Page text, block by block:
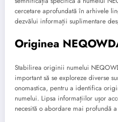
cercetare aprofundată în arhivele
dezvălui informații suplimentare
Originea
Stabilirea originii numelui
important să se exploreze diverse
onomastica, pentru a identifica
numelui. Lipsa informațiilor ușor
necesită o abordare mai profundă